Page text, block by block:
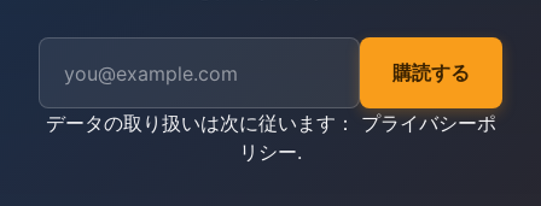
購読する
データの取り扱いは次に従います： プライバシーポ
リシー.